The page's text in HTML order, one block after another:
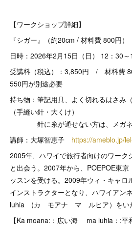
【ワークショップ詳細】
『シガー』（約20cm / 材料費 800円）
日時：2026年2月15日（日） 12：30～
受講料（税込）：3,850円 / 材料
550円が別途必要
持ち物：筆記用具、よく切れるはさみ
（手縫い針・大くけ）
針に糸が通せない方は、メガネ
講師：大塚智恵子 https://ameblo.jp/
2005年、ハワイで旅行者向けのワーク
と出会う。2007年から、POEPOE東
ッスンを受ける。2009年ウィ・キャ
インストラクターとなり、ハワイア
luhia (カ モアナ マ ルヒア）をいた
【Ka moana:：広い海 ma luhia：: